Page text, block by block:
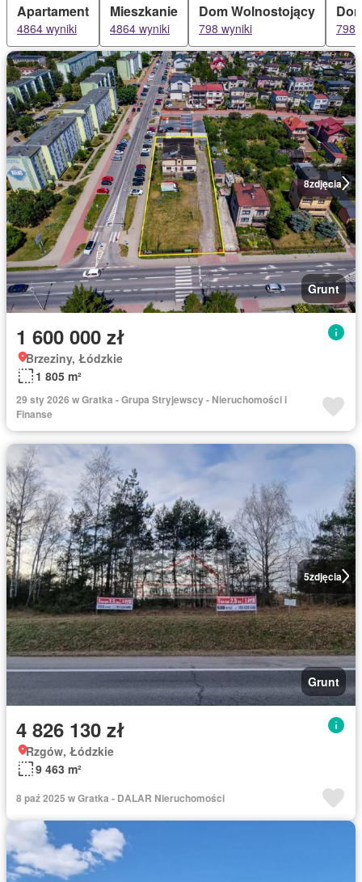
Apartament
4864 wyniki
Mieszkanie
4864 wyniki
Dom Wolnostojący
798 wyniki 798
8zdjęcia
Grunt
1 600 000 zł
Brzeziny, Łódzkie
1 805 m²
29 sty 2026 w Gratka - Grupa Stryjewscy - Nieruchomości i
Finanse
5zdjęcia
Grunt
4 826 130 zł
Rzgów, Łódzkie
9 463 m²
8 paź 2025 w Gratka - DALAR Nieruchomości